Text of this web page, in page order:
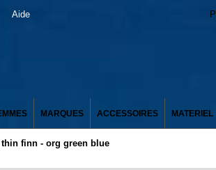
Aide
MARQUES ACCESSOIRES MATERIEL
thin finn - org green blue